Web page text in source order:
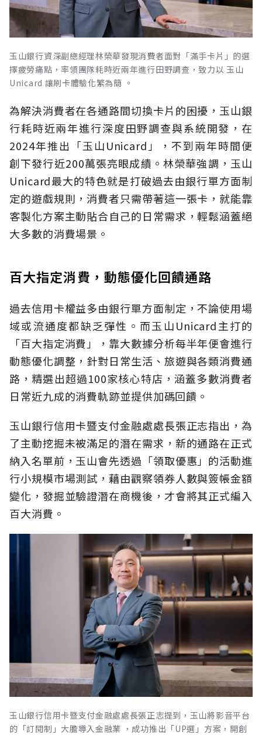
玉山銀行資深副總經理林榮華發現消費者面對「滿手卡片」的選
擇疲勞痛點，率領團隊耗時近兩年進行田野調查，致力以 玉山
Unicard 讓刷卡體驗化繁為簡 。
為解決消費者在各通路間切換卡片的困擾，玉山銀
行耗時近兩年進行深度田野調查與系統開發，在
2024年推出「玉山Unicard」，不到兩年時間便
創下發行近200萬張亮眼成績。林榮華強調，玉山
Unicard最大的特色就是打破過去由銀行單方面制
定的遊戲規則，消費者只需帶著這一張卡，就能靠
客製化方案主動貼合自己的日常需求，輕鬆涵蓋絕
大多數的消費場景。
百大指定消費，動態優化回饋通路
過去信用卡權益多由銀行單方面制定，不論使用場
域或流通度都缺乏彈性。而玉山Unicard主打的
「百大指定消費」，靠大數據分析每半年便會進行
動態優化調整，針對日常生活、旅遊與各類消費通
路，精選出超過100家核心特店，涵蓋多數消費者
日常近九成的消費軌跡並提供加碼回饋。
玉山銀行信用卡暨支付金融處處長張正志指出，為
了主動挖掘未被滿足的潛在需求，新的通路在正式
納入名單前，玉山會先透過「領取優惠」的活動進
行小規模市場測試，藉由觀察領券人數與簽帳金額
變化，發掘並驗證潛在商機後，才會將其正式編入
百大消費。
玉山銀行信用卡暨支付金融處處長張正志提到，玉山將影音平台
的「訂閱制」大膽導入金融業 ，成功推出「UP選」方案，開創